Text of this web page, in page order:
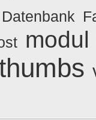
Datenbank
modul